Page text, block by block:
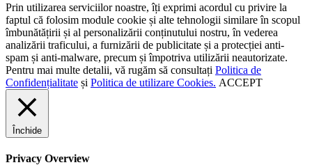
Prin utilizarea serviciilor noastre, îți exprimi acordul cu privire la
faptul că folosim module cookie și alte tehnologii similare în scopul
îmbunătățirii și al personalizării conținutului nostru, în vederea
analizării traficului, a furnizării de publicitate și a protecției anti-
spam și anti-malware, precum și împotriva utilizării neautorizate.
Pentru mai multe detalii, vă rugăm să consultați Politica de
Confidențialitate și Politica de utilizare Cookies. ACCEPT
Închide
Privacy Overview